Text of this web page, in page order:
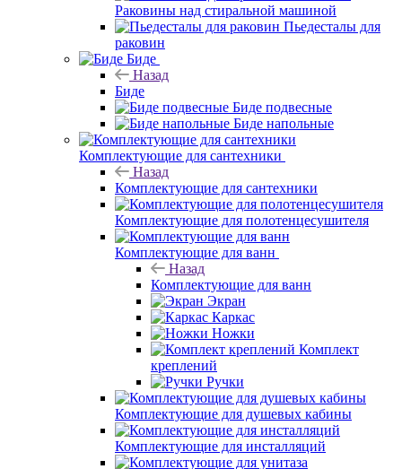
Раковины над стиральной машиной
Пьедесталы для
раковин
Биде
Назад
Биде
Биде подвесные
Биде напольные
Комплектующие для сантехники
Назад
Комплектующие для сантехники
Комплектующие для полотенцесушителя
Комплектующие для ванн
Назад
Комплектующие для ванн
Экран
Каркас
Ножки
Комплект
креплений
Ручки
Комплектующие для душевых кабины
Комплектующие для инсталляций